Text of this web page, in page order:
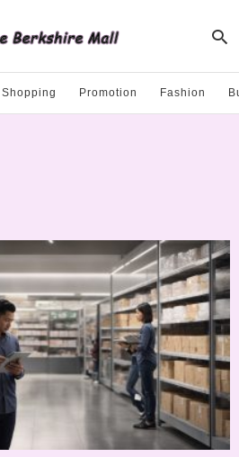
Shopping Promotion Fashion